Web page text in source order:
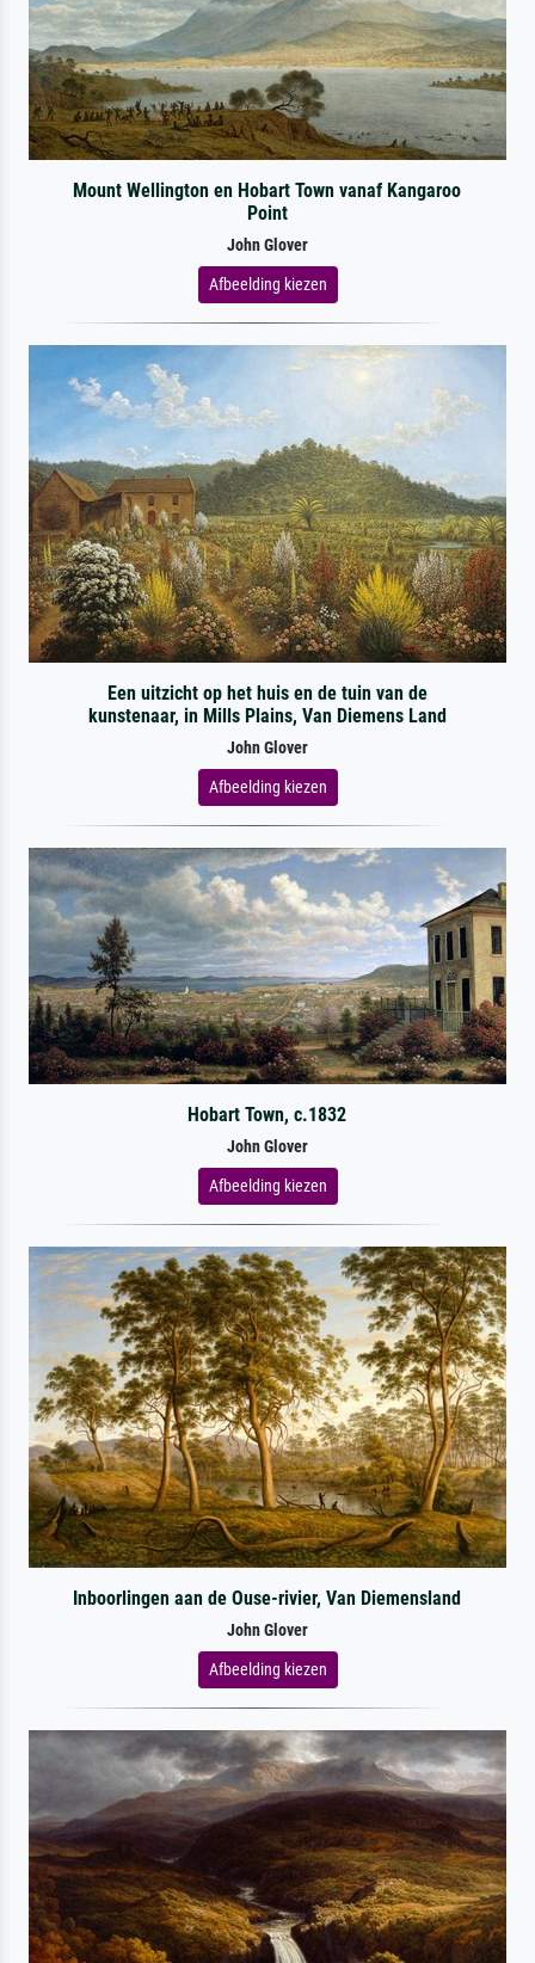
Mount Wellington en Hobart Town vanaf Kangaroo
Point
John Glover
Afbeelding kiezen
Een uitzicht op het huis en de tuin van de
kunstenaar, in Mills Plains, Van Diemens Land
John Glover
Afbeelding kiezen
Hobart Town, c.1832
John Glover
Afbeelding kiezen
Inboorlingen aan de Ouse-rivier, Van Diemensland
John Glover
Afbeelding kiezen